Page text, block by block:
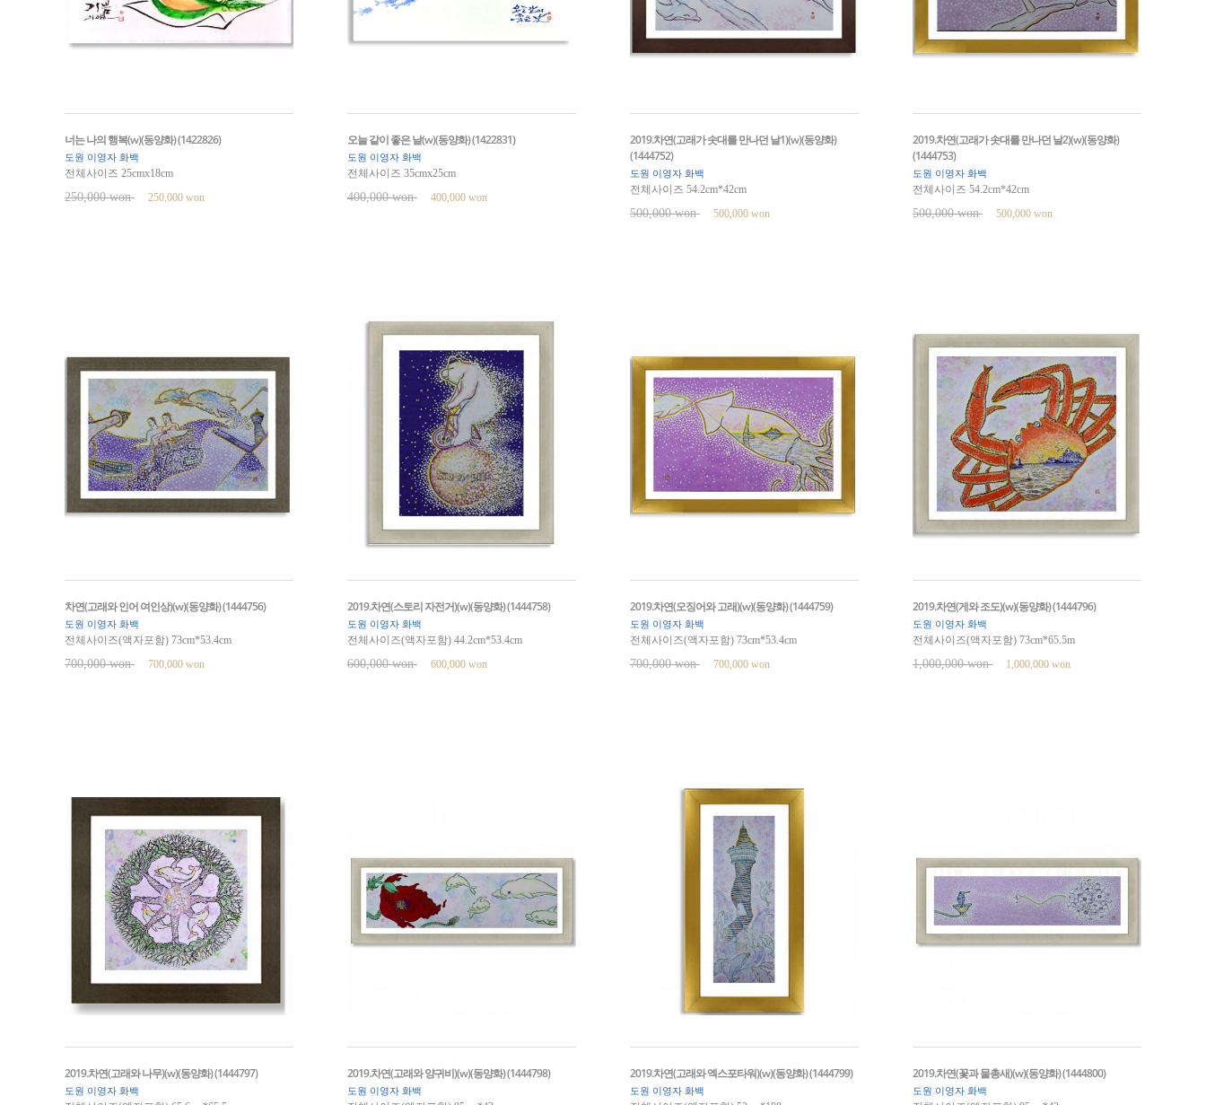
너는 나의 행복(w)(동양화) (1422826)
도원 이영자 화백
전체사이즈 25cmx18cm
250,000 won 250,000 won
오늘 같이 좋은 날(w)(동양화) (1422831)
도원 이영자 화백
전체사이즈 35cmx25cm
400,000 won 400,000 won
2019.차연(고래가 솟대를 만나던 날1)(w)(동양화)
(1444752)
도원 이영자 화백
전체사이즈 54.2cm*42cm
500,000 won 500,000 won
2019.차연(고래가 솟대를 만나던 날2)(w)(동양화)
(1444753)
도원 이영자 화백
전체사이즈 54.2cm*42cm
500,000 won 500,000 won
차연(고래와 인어 여인상)(w)(동양화) (1444756)
도원 이영자 화백
전체사이즈(액자포함) 73cm*53.4cm
700,000 won 700,000 won
2019.차연(스토리 자전거)(w)(동양화) (1444758)
도원 이영자 화백
전체사이즈(액자포함) 44.2cm*53.4cm
600,000 won 600,000 won
2019.차연(오징어와 고래)(w)(동양화) (1444759)
도원 이영자 화백
전체사이즈(액자포함) 73cm*53.4cm
700,000 won 700,000 won
2019.차연(게와 조도)(w)(동양화) (1444796)
도원 이영자 화백
전체사이즈(액자포함) 73cm*65.5m
1,000,000 won 1,000,000 won
2019.차연(고래와 나무)(w)(동양화) (1444797)
도원 이영자 화백
2019.차연(고래와 양귀비)(w)(동양화) (1444798)
도원 이영자 화백
2019.차연(고래와 엑스포타워)(w)(동양화) (1444799)
도원 이영자 화백
2019.차연(꽃과 물총새)(w)(동양화) (1444800)
도원 이영자 화백